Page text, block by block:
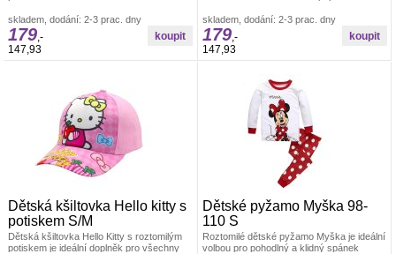
oblečení pro holky
skladem, dodání: 2-3 prac. dny
179,-
147,93
Dětské oblečení Dětské kšiltovky
skladem, dodání: 2-3 prac. dny
179,-
147,93
Dětská kšiltovka Hello kitty s
potiskem S/M
Dětská kšiltovka Hello Kitty s roztomilým
potiskem je ideální doplněk pro všechny
Dětské pyžamo Myška 98-
110 S
Roztomilé dětské pyžamo Myška je ideální
volbou pro pohodlný a klidný spánek